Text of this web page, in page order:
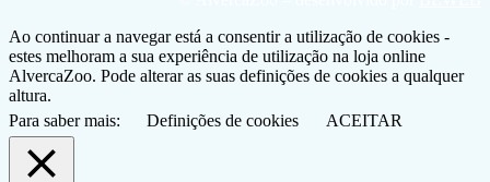
Ao continuar a navegar está a consentir a utilização de cookies -
estes melhoram a sua experiência de utilização na loja online
AlvercaZoo. Pode alterar as suas definições de cookies a qualquer
altura.
Para saber mais:
Definições de cookies ACEITAR